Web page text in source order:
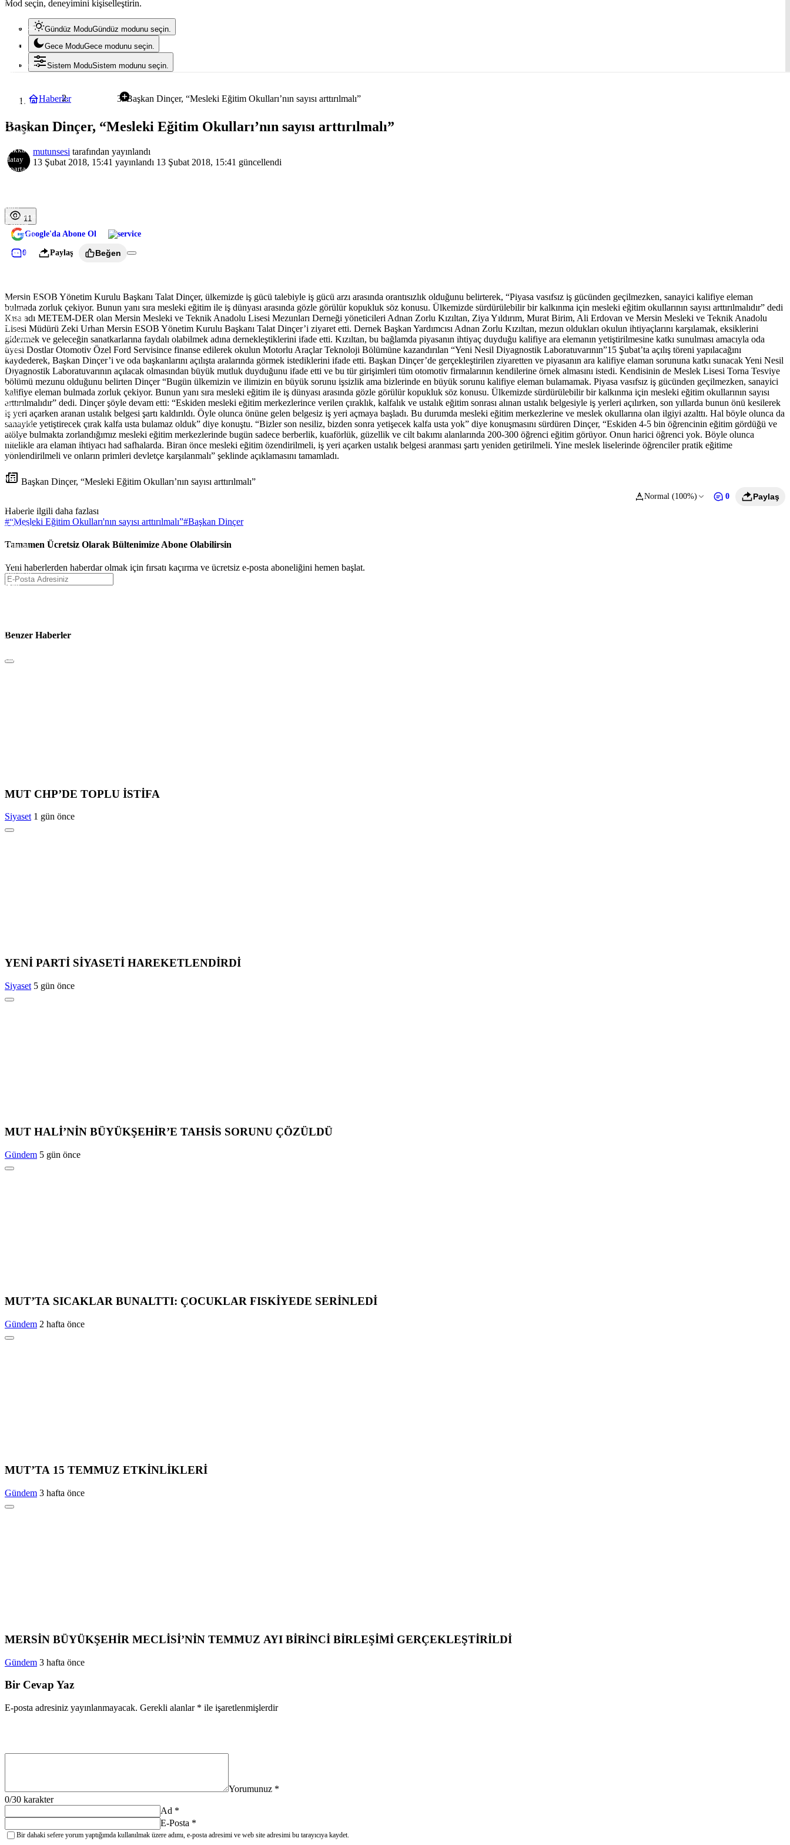
Burdur
Çanakkale
Çankırı
Çorum
Diyarbakır
Erzincan
Erzurum
Gaziantep
Giresun
Hakkari
Hatay
Isparta
Kars
Kastamonu
Kayseri
Kırklareli
Kocaeli
Kahramanmaraş
Mardin
Muğla
Muş
Nevşehir
Niğde
Ordu
Rize
Sakarya
Samsun
Siirt
Sinop
Sivas
Tekirdağ
Tokat
Trabzon
Tunceli
Şanlıurfa
Van
Aksaray
Bayburt
Karaman
Batman
Bartın
Ardahan
Iğdır
Düzce
Lefkoşa
Girne
Mod seçin, deneyimini kişiselleştirin.
Gündüz ModuGündüz modunu seçin.
Gece ModuGece modunu seçin.
Sistem ModuSistem modunu seçin.
Haberler Başkan Dinçer, “Mesleki Eğitim Okulları’nın sayısı arttırılmalı”
Başkan Dinçer, “Mesleki Eğitim Okulları’nın sayısı arttırılmalı”
mutunsesi tarafından yayınlandı
13 Şubat 2018, 15:41 yayınlandı 13 Şubat 2018, 15:41 güncellendi
11
Google'da Abone Ol
0 Paylaş Beğen
Mersin ESOB Yönetim Kurulu Başkanı Talat Dinçer, ülkemizde iş gücü talebiyle iş gücü arzı arasında orantısızlık olduğunu belirterek, “Piyasa vasıfsız iş gücünden geçilmezken, sanayici kalifiye eleman
bulmada zorluk çekiyor. Bunun yanı sıra mesleki eğitim ile iş dünyası arasında gözle görülür kopukluk söz konusu. Ülkemizde sürdürülebilir bir kalkınma için mesleki eğitim okullarının sayısı arttırılmalıdır” dedi
Kısa adı METEM-DER olan Mersin Mesleki ve Teknik Anadolu Lisesi Mezunları Derneği yöneticileri Adnan Zorlu Kızıltan, Ziya Yıldırım, Murat Birim, Ali Erdovan ve Mersin Mesleki ve Teknik Anadolu
Lisesi Müdürü Zeki Urhan Mersin ESOB Yönetim Kurulu Başkanı Talat Dinçer’i ziyaret etti. Dernek Başkan Yardımcısı Adnan Zorlu Kızıltan, mezun oldukları okulun ihtiyaçlarını karşılamak, eksiklerini
gidermek ve geleceğin sanatkarlarına faydalı olabilmek adına dernekleştiklerini ifade etti. Kızıltan, bu bağlamda piyasanın ihtiyaç duyduğu kalifiye ara elemanın yetiştirilmesine katkı sunulması amacıyla oda
üyesi Dostlar Otomotiv Özel Ford Servisince finanse edilerek okulun Motorlu Araçlar Teknoloji Bölümüne kazandırılan “Yeni Nesil Diyagnostik Laboratuvarının”15 Şubat’ta açılış töreni yapılacağını
kaydederek, Başkan Dinçer’i ve oda başkanlarını açılışta aralarında görmek istediklerini ifade etti. Başkan Dinçer’de gerçekleştirilen ziyaretten ve piyasanın ara kalifiye elaman sorununa katkı sunacak Yeni Nesil
Diyagnostik Laboratuvarının açılacak olmasından büyük mutluk duyduğunu ifade etti ve bu tür girişimleri tüm otomotiv firmalarının kendilerine örnek almasını istedi. Kendisinin de Meslek Lisesi Torna Tesviye
bölümü mezunu olduğunu belirten Dinçer “Bugün ülkemizin ve ilimizin en büyük sorunu işsizlik ama bizlerinde en büyük sorunu kalifiye eleman bulamamak. Piyasa vasıfsız iş gücünden geçilmezken, sanayici
kalifiye eleman bulmada zorluk çekiyor. Bunun yanı sıra mesleki eğitim ile iş dünyası arasında gözle görülür kopukluk söz konusu. Ülkemizde sürdürülebilir bir kalkınma için mesleki eğitim okullarının sayısı
arttırılmalıdır” dedi. Dinçer şöyle devam etti: “Eskiden mesleki eğitim merkezlerince verilen çıraklık, kalfalık ve ustalık eğitim sonrası alınan ustalık belgesiyle iş yerleri açılırken, son yıllarda bunun önü kesilerek
iş yeri açarken aranan ustalık belgesi şartı kaldırıldı. Öyle olunca önüne gelen belgesiz iş yeri açmaya başladı. Bu durumda mesleki eğitim merkezlerine ve meslek okullarına olan ilgiyi azalttı. Hal böyle olunca da
sanayide yetiştirecek çırak kalfa usta bulamaz olduk” diye konuştu. “Bizler son nesiliz, bizden sonra yetişecek kalfa usta yok” diye konuşmasını sürdüren Dinçer, “Eskiden 4-5 bin öğrencinin eğitim gördüğü ve
atölye bulmakta zorlandığımız mesleki eğitim merkezlerinde bugün sadece berberlik, kuaförlük, güzellik ve cilt bakımı alanlarında 200-300 öğrenci eğitim görüyor. Onun harici öğrenci yok. Böyle olunca
nitelikle ara elaman ihtiyacı had safhalarda. Biran önce mesleki eğitim özendirilmeli, iş yeri açarken ustalık belgesi aranması şartı yeniden getirilmeli. Yine meslek liselerinde öğrenciler pratik eğitime
yönlendirilmeli ve onların primleri devletçe karşılanmalı” şeklinde açıklamasını tamamladı.
Başkan Dinçer, “Mesleki Eğitim Okulları’nın sayısı arttırılmalı”
Normal (100%) 0 Paylaş
Haberle ilgili daha fazlası
#“Mesleki Eğitim Okulları'nın sayısı arttırılmalı”#Başkan Dinçer
Tamamen Ücretsiz Olarak Bültenimize Abone Olabilirsin
Yeni haberlerden haberdar olmak için fırsatı kaçırma ve ücretsiz e-posta aboneliğini hemen başlat.
Benzer Haberler
MUT CHP’DE TOPLU İSTİFA
Siyaset 1 gün önce
YENİ PARTİ SİYASETİ HAREKETLENDİRDİ
Siyaset 5 gün önce
MUT HALİ’NİN BÜYÜKŞEHİR’E TAHSİS SORUNU ÇÖZÜLDÜ
Gündem 5 gün önce
MUT’TA SICAKLAR BUNALTTI: ÇOCUKLAR FISKİYEDE SERİNLEDİ
Gündem 2 hafta önce
MUT’TA 15 TEMMUZ ETKİNLİKLERİ
Gündem 3 hafta önce
MERSİN BÜYÜKŞEHİR MECLİSİ’NİN TEMMUZ AYI BİRİNCİ BİRLEŞİMİ GERÇEKLEŞTİRİLDİ
Gündem 3 hafta önce
Bir Cevap Yaz
E-posta adresiniz yayınlanmayacak. Gerekli alanlar * ile işaretlenmişlerdir
Yorumunuz *
0/30 karakter
Ad *
E-Posta *
Bir dahaki sefere yorum yaptığımda kullanılmak üzere adımı, e-posta adresimi ve web site adresimi bu tarayıcıya kaydet.